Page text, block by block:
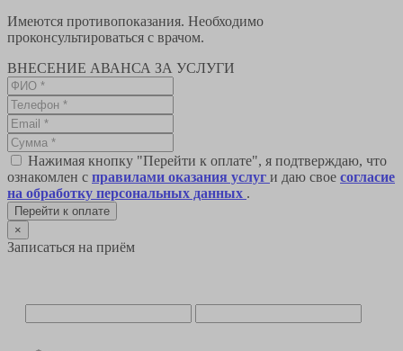
Имеются противопоказания. Необходимо
проконсультироваться с врачом.
ВНЕСЕНИЕ АВАНСА ЗА УСЛУГИ
Нажимая кнопку "Перейти к оплате", я подтверждаю, что
ознакомлен с правилами оказания услуг и даю свое согласие
на обработку персональных данных .
Перейти к оплате
×
Записаться на приём